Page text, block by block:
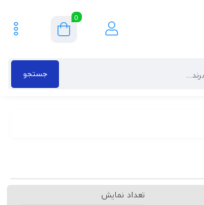
0
جستجو
تعداد نمایش